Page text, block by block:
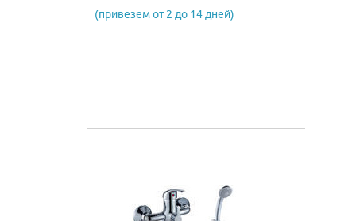
(привезем от 2 до 14 дней)